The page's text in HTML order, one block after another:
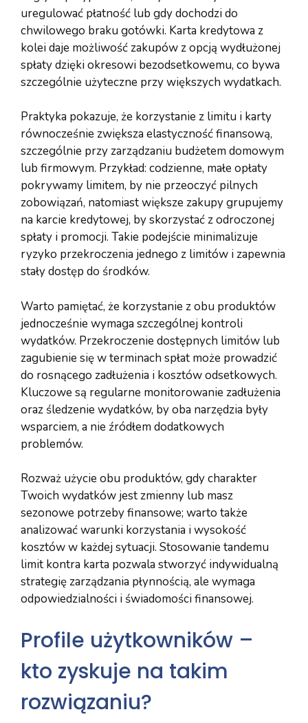
uregulować płatność lub gdy dochodzi do
chwilowego braku gotówki. Karta kredytowa z
kolei daje możliwość zakupów z opcją wydłużonej
spłaty dzięki okresowi bezodsetkowemu, co bywa
szczególnie użyteczne przy większych wydatkach.
Praktyka pokazuje, że korzystanie z limitu i karty
równocześnie zwiększa elastyczność finansową,
szczególnie przy zarządzaniu budżetem domowym
lub firmowym. Przykład: codzienne, małe opłaty
pokrywamy limitem, by nie przeoczyć pilnych
zobowiązań, natomiast większe zakupy grupujemy
na karcie kredytowej, by skorzystać z odroczonej
spłaty i promocji. Takie podejście minimalizuje
ryzyko przekroczenia jednego z limitów i zapewnia
stały dostęp do środków.
Warto pamiętać, że korzystanie z obu produktów
jednocześnie wymaga szczególnej kontroli
wydatków. Przekroczenie dostępnych limitów lub
zagubienie się w terminach spłat może prowadzić
do rosnącego zadłużenia i kosztów odsetkowych.
Kluczowe są regularne monitorowanie zadłużenia
oraz śledzenie wydatków, by oba narzędzia były
wsparciem, a nie źródłem dodatkowych
problemów.
Rozważ użycie obu produktów, gdy charakter
Twoich wydatków jest zmienny lub masz
sezonowe potrzeby finansowe; warto także
analizować warunki korzystania i wysokość
kosztów w każdej sytuacji. Stosowanie tandemu
limit kontra karta pozwala stworzyć indywidualną
strategię zarządzania płynnością, ale wymaga
odpowiedzialności i świadomości finansowej.
Profile użytkowników –
kto zyskuje na takim
rozwiązaniu?